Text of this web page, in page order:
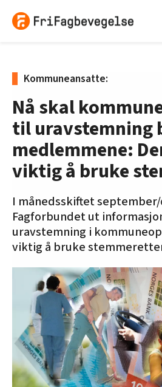
Kommuneansatte:
Nå skal
til uravstemning
medlemmene:
viktig å bruke
I månedsskiftet
Fagforbundet ut
uravstemning i
viktig å bruke